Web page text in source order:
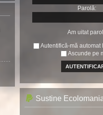
Parolă:
Am uitat
Autentifică-mă automat
Ascunde pe
Sustine